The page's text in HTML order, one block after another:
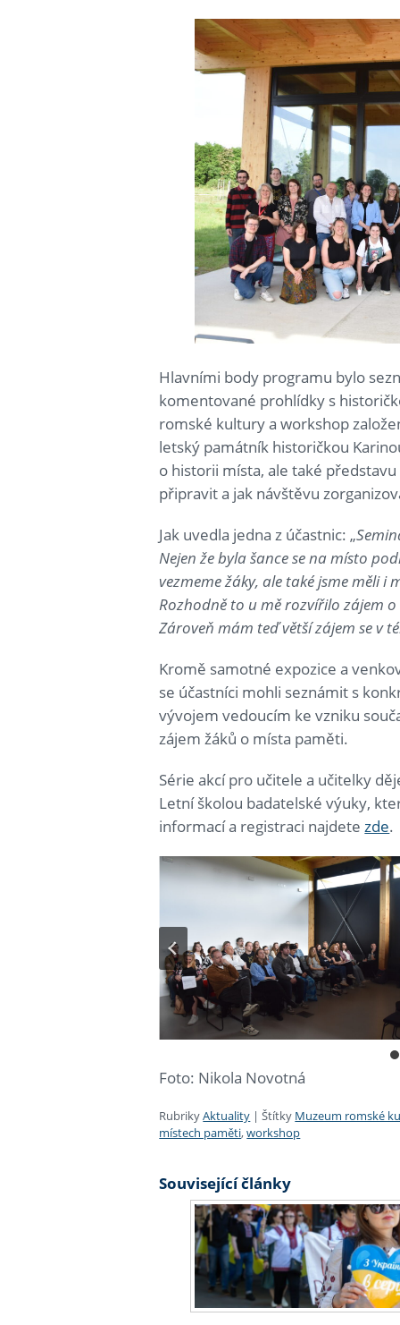
Hlavními body programu bylo
komentované prohlídky s
romské kultury a workshop
letský památník historičkou
o historii místa, ale také
připravit a jak návštěvu
Jak uvedla jedna z účastnic: „
Nejen že byla šance se na místo
vezmeme žáky, ale také jsme měli
Rozhodně to u mě rozvířilo zájem
Zároveň mám teď větší zájem se v
Kromě samotné expozice a
se účastníci mohli seznámit s
vývojem vedoucím ke vzniku
zájem žáků o místa paměti.
Série akcí pro učitele a učitelky
Letní školou badatelské výuky,
informací a registraci najdetezde.
Foto: Nikola Novotná
RubrikyAktuality |Štítky Muzeum romské
místech paměti,workshop
Související články